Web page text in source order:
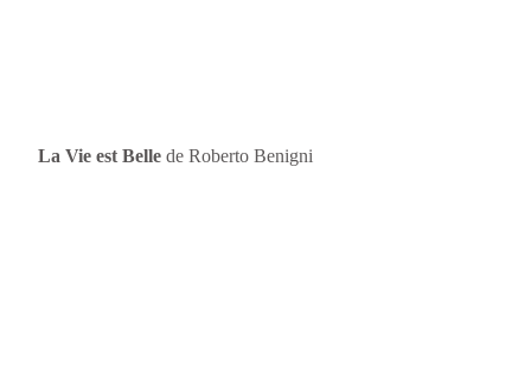
La Vie est Belle de Roberto Benigni